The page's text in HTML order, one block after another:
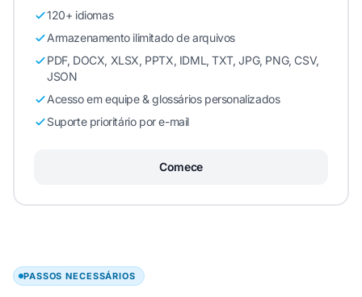
120+ idiomas
Armazenamento ilimitado de arquivos
PDF, DOCX, XLSX, PPTX, IDML, TXT, JPG, PNG, CSV,
JSON
Acesso em equipe & glossários personalizados
Suporte prioritário por e-mail
Comece
PASSOS NECESSÁRIOS